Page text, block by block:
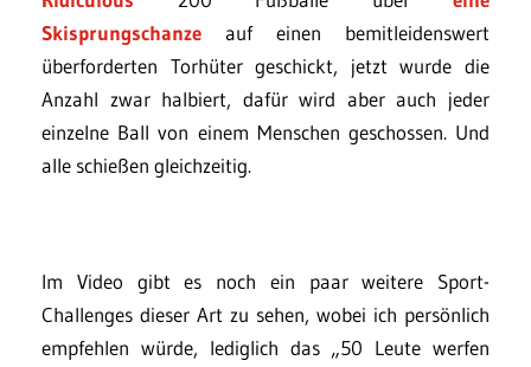
Skisprungschanze auf einen bemitleidenswert
überforderten Torhüter geschickt, jetzt wurde die
Anzahl zwar halbiert, dafür wird aber auch jeder
einzelne Ball von einem Menschen geschossen. Und
alle schießen gleichzeitig.
Im Video gibt es noch ein paar weitere Sport-
Challenges dieser Art zu sehen, wobei ich persönlich
empfehlen würde, lediglich das „50 Leute werfen